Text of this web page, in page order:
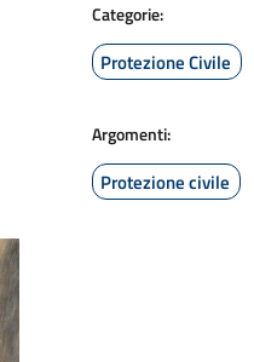
Categorie:
Protezione Civile
Argomenti:
Protezione civile